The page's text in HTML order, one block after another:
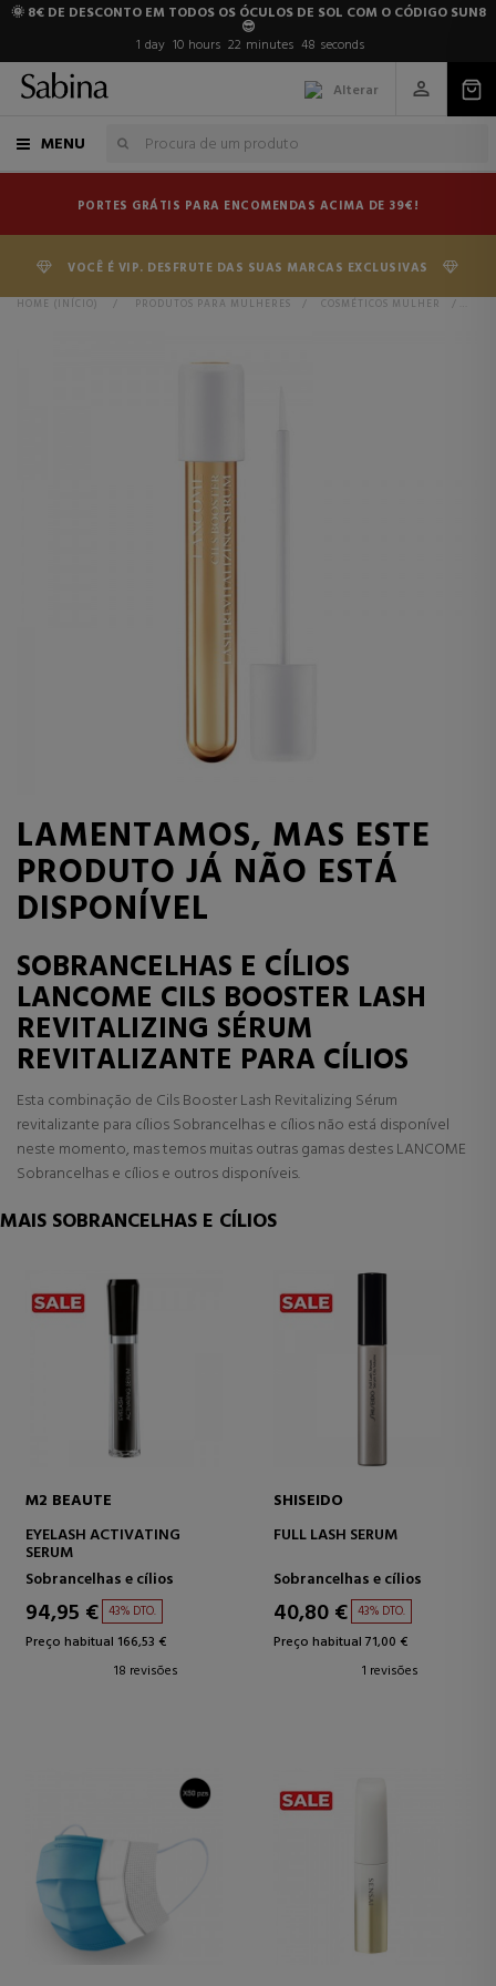
🌞 8€ DE DESCONTO EM TODOS OS ÓCULOS DE SOL COM O CÓDIGO SUN8
😎
1 day 10 hours 22 minutes 48 seconds
Alterar
MENU
PORTES GRÁTIS PARA ENCOMENDAS ACIMA DE 39€!
VOCÊ É VIP. DESFRUTE DAS SUAS MARCAS EXCLUSIVAS
HOME (INÍCIO) > PRODUTOS PARA MULHERES > COSMÉTICOS MULHER >
LAMENTAMOS, MAS ESTE
PRODUTO JÁ NÃO ESTÁ
DISPONÍVEL
SOBRANCELHAS E CÍLIOS
LANCOME CILS BOOSTER LASH
REVITALIZING SÉRUM
REVITALIZANTE PARA CÍLIOS
Esta combinação de Cils Booster Lash Revitalizing Sérum
revitalizante para cílios Sobrancelhas e cílios não está disponível
neste momento, mas temos muitas outras gamas destes LANCOME
Sobrancelhas e cílios e outros disponíveis.
MAIS SOBRANCELHAS E CÍLIOS
M2 BEAUTE
EYELASH ACTIVATING
SERUM
Sobrancelhas e cílios
94,95 € 43% DTO.
Preço habitual 166,53 €
18 revisões
SHISEIDO
FULL LASH SERUM
Sobrancelhas e cílios
40,80 € 43% DTO.
Preço habitual 71,00 €
1 revisões